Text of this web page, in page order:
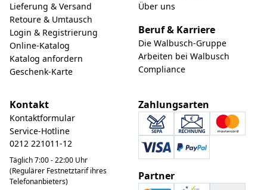
Lieferung & Versand
Retoure & Umtausch
Login & Registrierung
Online-Katalog
Katalog anfordern
Geschenk-Karte
Über uns
Beruf & Karriere
Die Walbusch-Gruppe
Arbeiten bei Walbusch
Compliance
Kontakt
Kontaktformular
Service-Hotline
0212 221011-12
Täglich 7:00 - 22:00 Uhr
(Regulärer Festnetztarif ihres
Telefonanbieters)
Zahlungsarten
Partner